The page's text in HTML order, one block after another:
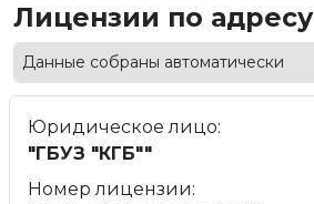
Лицензии по адресу
Данные собраны автоматически
Юридическое лицо:
"ГБУЗ "КГБ""
Номер лицензии: